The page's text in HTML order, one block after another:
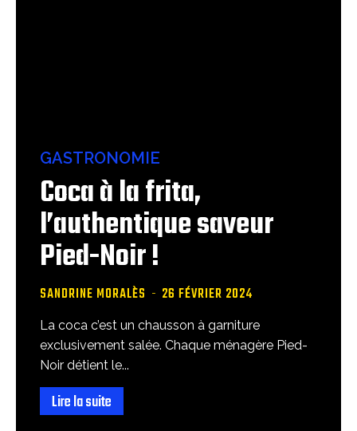
GASTRONOMIE
Coca à la frita,
l’authentique saveur
Pied-Noir !
SANDRINE MORALÈS - 26 FÉVRIER 2024
La coca c’est un chausson à garniture
exclusivement salée. Chaque ménagère Pied-
Noir détient le...
Lire la suite